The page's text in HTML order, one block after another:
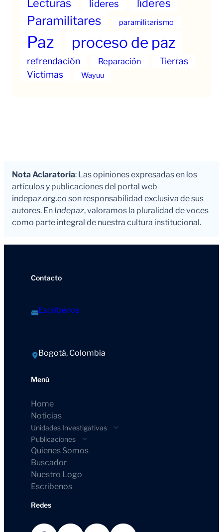
Lecturas lideres líderes
Paramilitares paramilitarismo
Paz proceso de paz
refrendación Reparación
Tierras
Victimas
Wayuu
Nota Aclaratoria: Las opiniones expresadas en los
artículos y publicaciones del portal web
indepaz.org.co son responsabilidad exclusiva de sus
autores. En Indepaz, valoramos la pluralidad de voces
como parte integral de nuestra cultura institucional.
Contacto
Escríbenos
Bogotá, Colombia
Menú
Home
Noticias
Unidades Investigativas
Publicaciones
Quienes Somos
Buscador
Nuestro Logo
Escribenos
Redes